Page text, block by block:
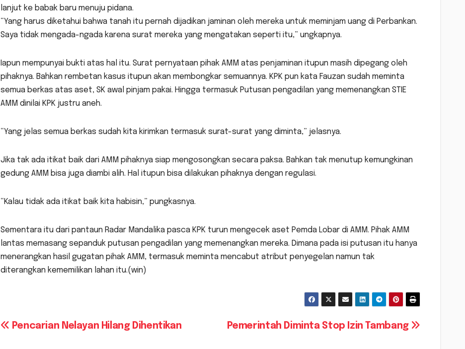
lanjut ke babak baru menuju pidana.
“Yang harus diketahui bahwa tanah itu pernah dijadikan jaminan oleh mereka untuk meminjam uang di Perbankan.
Saya tidak mengada-ngada karena surat mereka yang mengatakan seperti itu,” ungkapnya.
Iapun mempunyai bukti atas hal itu. Surat pernyataan pihak AMM atas penjaminan itupun masih dipegang oleh
pihaknya. Bahkan rembetan kasus itupun akan membongkar semuannya. KPK pun kata Fauzan sudah meminta
semua berkas atas aset, SK awal pinjam pakai. Hingga termasuk Putusan pengadilan yang memenangkan STIE
AMM dinilai KPK justru aneh.
“Yang jelas semua berkas sudah kita kirimkan termasuk surat-surat yang diminta,” jelasnya.
Jika tak ada itikat baik dari AMM pihaknya siap mengosongkan secara paksa. Bahkan tak menutup kemungkinan
gedung AMM bisa juga diambi alih. Hal itupun bisa dilakukan pihaknya dengan regulasi.
“Kalau tidak ada itikat baik kita habisin,” pungkasnya.
Sementara itu dari pantaun Radar Mandalika pasca KPK turun mengecek aset Pemda Lobar di AMM. Pihak AMM
lantas memasang sepanduk putusan pengadilan yang memenangkan mereka. Dimana pada isi putusan itu hanya
menerangkan hasil gugatan pihak AMM, termasuk meminta mencabut atribut penyegelan namun tak
diterangkan kememilikan lahan itu.(win)
Navigasi
Pemerintah Diminta Stop Izin Tambang
Pencarian Nelayan Hilang Dihentikan